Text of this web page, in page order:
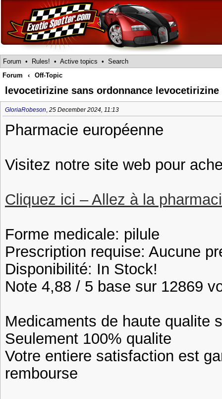
Forum • Rules! • Active topics • Search
Forum
‹ Off-Topic
levocetirizine sans ordonnance
GloriaRobeson, 25 December 2024, 11:13
Pharmacie européenne
Visitez notre site web pour
Cliquez ici – Allez à la
Forme medicale: pilule
Prescription requise: Aucune
Disponibilité: In Stock!
Note 4,88 / 5 base sur 12869
Medicaments de haute qualite
Seulement 100% qualite
Votre entiere satisfaction est
rembourse